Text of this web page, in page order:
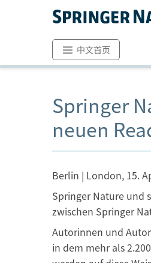
中文首页
Springer
neuen
Berlin | London, 15.
Springer Nature und
zwischen Springer
Autorinnen und
in dem mehr als